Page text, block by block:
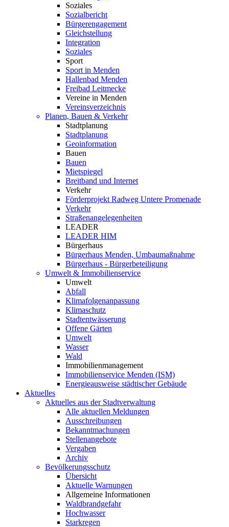
Soziales
Sozialbericht
Bürgerengagement
Gleichstellung
Integration
Soziales
Sport
Sport in Menden
Hallenbad Menden
Freibad Leitmecke
Vereine in Menden
Vereinsverzeichnis
Planen, Bauen & Verkehr
Stadtplanung
Stadtplanung
Geoinformation
Bauen
Bauen
Mietspiegel
Breitband und Internet
Verkehr
Förderprojekt Radweg Untere Promenade
Verkehr
Straßenangelegenheiten
LEADER
LEADER HIM
Bürgerhaus
Bürgerhaus Menden, Umbaumaßnahme
Bürgerhaus - Bürgerbeteiligung
Umwelt & Immobilienservice
Umwelt
Abfall
Klimafolgenanpassung
Klimaschutz
Stadtentwässerung
Offene Gärten
Umwelt
Wasser
Wald
Immobilienmanagement
Immobilienservice Menden (ISM)
Energieausweise städtischer Gebäude
Aktuelles
Aktuelles aus der Stadtverwaltung
Alle aktuellen Meldungen
Ausschreibungen
Bekanntmachungen
Stellenangebote
Vergaben
Archiv
Bevölkerungsschutz
Übersicht
Aktuelle Warnungen
Allgemeine Informationen
Waldbrandgefahr
Hochwasser
Starkregen